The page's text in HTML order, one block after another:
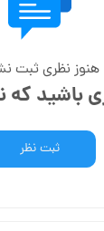
هنوز نظری ثبت
باشید
ثبت نظر